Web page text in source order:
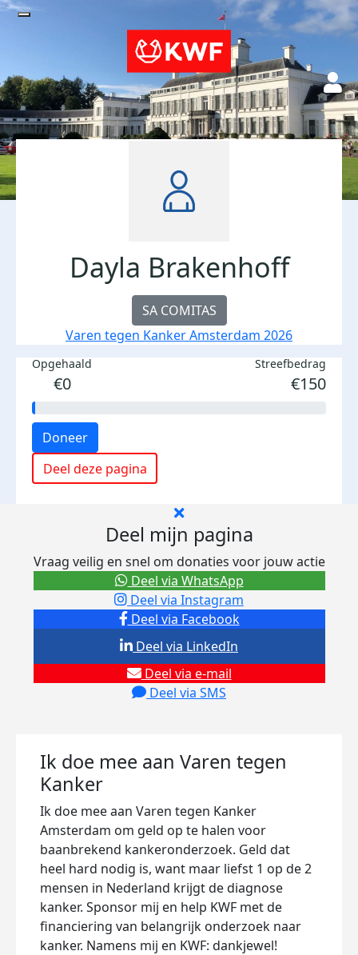
Dayla Brakenhoff
SA COMITAS
Varen tegen Kanker Amsterdam 2026
Opgehaald
€0
Streefbedrag
€150
Doneer
Deel deze pagina
Deel mijn pagina
Vraag veilig en snel om donaties voor jouw actie
Deel via Facebook
Deel via Instagram
Deel via e-mail
Deel via SMS
Deel via LinkedIn
Deel via WhatsApp
Ik doe mee aan Varen tegen
Kanker
Ik doe mee aan Varen tegen Kanker
Amsterdam om geld op te halen voor
baanbrekend kankeronderzoek. Geld dat
heel hard nodig is, want maar liefst 1 op de 2
mensen in Nederland krijgt de diagnose
kanker. Sponsor mij en help KWF met de
financiering van belangrijk onderzoek naar
kanker. Namens mij en KWF: dankjewel!